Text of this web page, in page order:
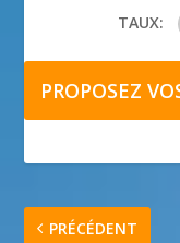
TAUX:
PROPOSEZ
PRÉCÉDENT